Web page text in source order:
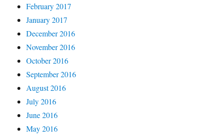
February 2017
January 2017
December 2016
November 2016
October 2016
September 2016
August 2016
July 2016
June 2016
May 2016